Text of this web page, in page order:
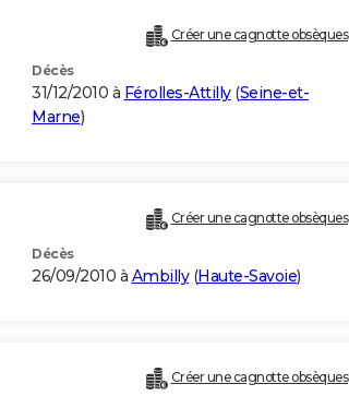
Créer une cagnotte obsèques
Décès
31/12/2010 à Férolles-Attilly(Seine-et-
Marne)
Créer une cagnotte obsèques
Décès
26/09/2010 à Ambilly(Haute-Savoie)
Créer une cagnotte obsèques